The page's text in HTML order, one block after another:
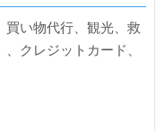
買い物代行、観光、救
クレジットカード、